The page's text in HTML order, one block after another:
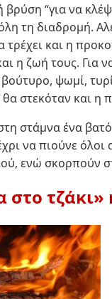
βρύση “για να
τη διαδρομή.
τρέχει και η
η ζωή τους. Για
ψωμί,
στεκόταν και η
στάμνα ένα
να πιούνε
ενώ σκορπούν
στο